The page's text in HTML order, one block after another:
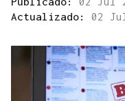
Actualizado: 02